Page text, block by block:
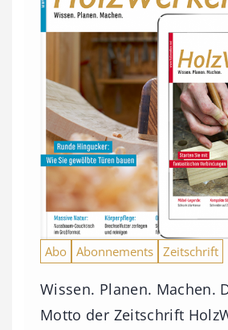
Abo Abonnements Zeitschrift
Wissen. Planen. Machen.
Motto der Zeitschrift